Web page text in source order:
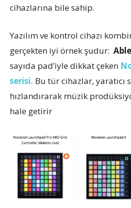
cihazlarına bile sahip.
Yazılım ve kontrol cihazı
gerçekten iyi örnek şudur:
sayıda pad’iyle dikkat çeken
serisi. Bu tür cihazlar, yaratıcı
hızlandırarak müzik
hale getirir